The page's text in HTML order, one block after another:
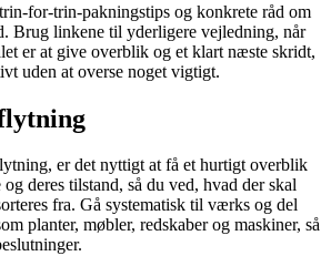
for-trin-pakningstips og konkrete råd om
Brug linkene til yderligere vejledning, når
er at give overblik og et klart næste skridt,
uden at overse noget vigtigt.
er det nyttigt at få et hurtigt overblik
og deres tilstand, så du ved, hvad der skal
fra. Gå systematisk til værks og del
planter, møbler, redskaber og maskiner, så